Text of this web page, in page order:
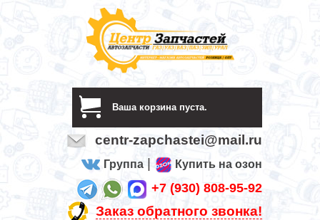
Ваша корзина пуста.
centr-zapchastei@mail.ru
Группа Купить на озон
+7 (930) 808-95-92
Заказ обратного звонка!